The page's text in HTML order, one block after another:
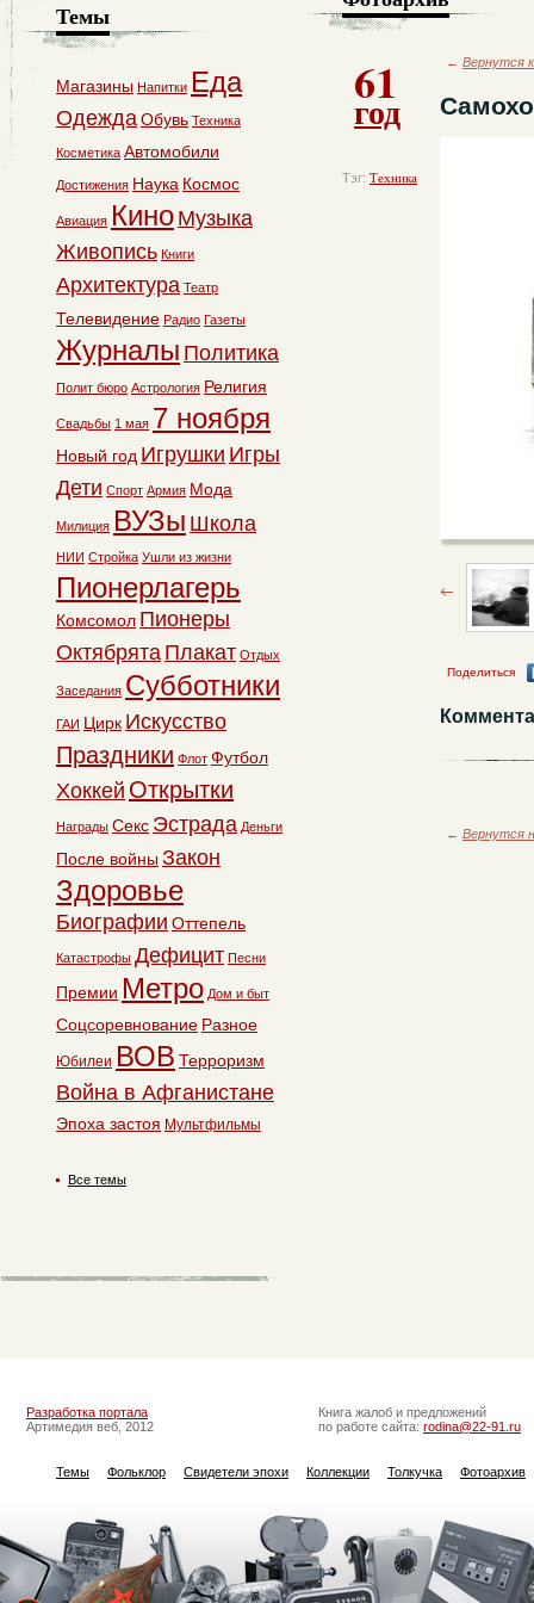
61
год
Тэг: Техника
← Вернутся
Поделиться
← Вернутся
Темы
Магазины Напитки Еда
ОдеждаОбувь Техника
Косметика Автомобили
Достижения Наука Космос
Авиация Кино Музыка
Живопись Книги
Архитектура Театр
Телевидение Радио Газеты
Журналы Политика
Полит бюро Астрология Религия
Свадьбы 1 мая 7 ноября
Новый год Игрушки Игры
Дети Спорт Армия Мода
Милиция ВУЗы Школа
НИИ Стройка Ушли из жизни
Пионерлагерь
Комсомол Пионеры
Октябрята Плакат Отдых
Заседания Субботники
ГАИ Цирк Искусство
Праздники Флот Футбол
Хоккей Открытки
Награды Секс Эстрада Деньги
После войны Закон
Здоровье
Биографии Оттепель
Катастрофы Дефицит Песни
Премии Метро Дом и быт
Соцсоревнование Разное
Юбилеи ВОВ Терроризм
Война в Афганистане
Эпоха застоя Мультфильмы
Все темы
Разработка портала
Артимедия веб, 2012
Книга жалоб и предложений
по работе сайта: rodina@22-91.ru
Темы Фольклор Свидетели эпохи Коллекции Толкучка Фотоархив